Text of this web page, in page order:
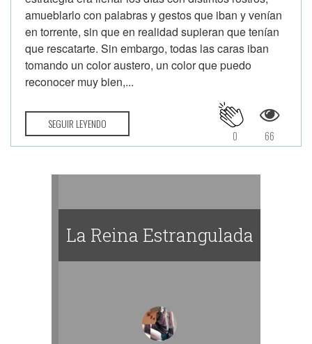
amueblarlo con palabras y gestos que iban y venían
en torrente, sin que en realidad supieran que tenían
que rescatarte. Sin embargo, todas las caras iban
tomando un color austero, un color que puedo
reconocer muy bien,...
SEGUIR LEYENDO
66
0
La Reina Estrangulada